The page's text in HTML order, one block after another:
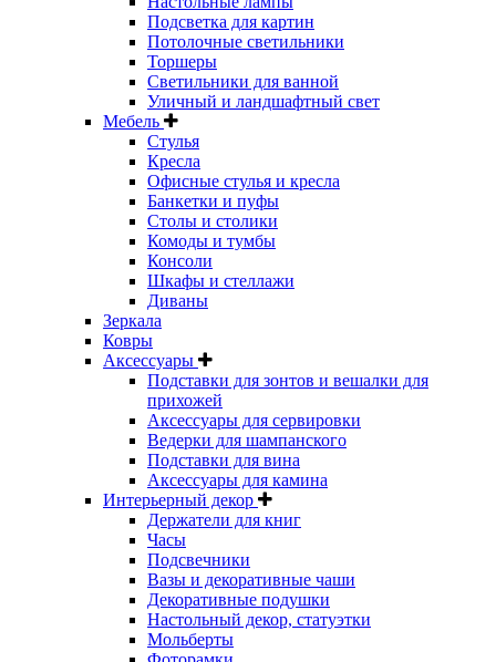
Подсветка для картин
Потолочные светильники
Торшеры
Светильники для ванной
Уличный и ландшафтный свет
Мебель
Стулья
Кресла
Офисные стулья и кресла
Банкетки и пуфы
Столы и столики
Комоды и тумбы
Консоли
Шкафы и стеллажи
Диваны
Зеркала
Ковры
Аксессуары
Подставки для зонтов и вешалки для
прихожей
Аксессуары для сервировки
Ведерки для шампанского
Подставки для вина
Аксессуары для камина
Интерьерный декор
Держатели для книг
Часы
Подсвечники
Вазы и декоративные чаши
Декоративные подушки
Настольный декор, статуэтки
Мольберты